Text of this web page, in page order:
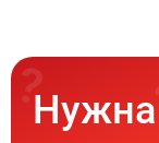
Нужна